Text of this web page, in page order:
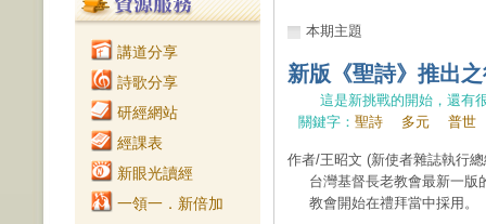
講道分享
詩歌分享
研經網站
經課表
新眼光讀經
一領一．新倍加
本期主題
新版《聖詩》推出
這是新挑戰的開始，還有
關鍵字： 聖詩 多元 普世
作者/王昭文 (新使者雜誌執行
台灣基督長老教會最新一版
教會開始在禮拜當中採用。